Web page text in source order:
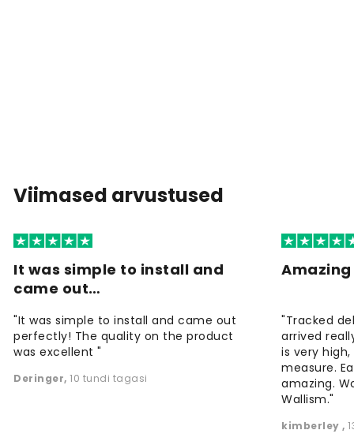
Viimased arvustused
It was simple to install and
came out…
"It was simple to install and came out
perfectly! The quality on the product
was excellent "
Deringer, 10 tundi tagasi
"Tracked
arrived
is very
measure.
amazing.
Wallism."
kimberley,